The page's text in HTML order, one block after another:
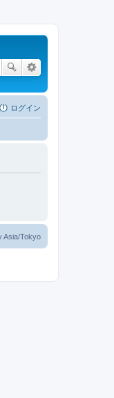
ログイン
Asia/Tokyo